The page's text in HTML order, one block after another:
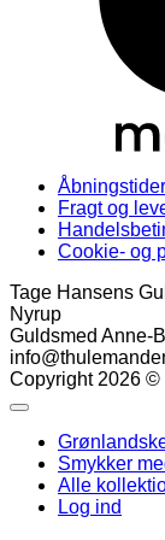
Åbningstider
Fragt og
Cookie- og
Tage Hansens
Nyrup
Guldsmed Anne-
Copyright 2026 ©
Smykker
Alle
Log ind